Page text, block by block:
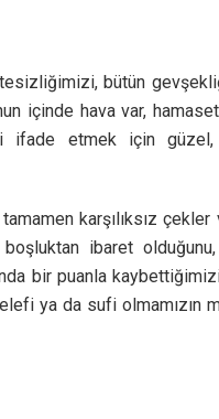
bütün
içinde hava var,
ifade etmek için güzel,
tamamen karşılıksız
ibaret
bir puanla
ya da sufi olmamızın